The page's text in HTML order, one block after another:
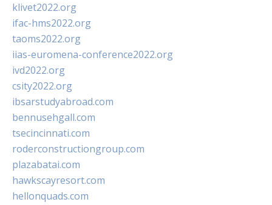
klivet2022.org
ifac-hms2022.org
taoms2022.org
iias-euromena-conference2022.org
ivd2022.org
csity2022.org
ibsarstudyabroad.com
bennusehgall.com
tsecincinnati.com
roderconstructiongroup.com
plazabatai.com
hawkscayresort.com
hellonquads.com